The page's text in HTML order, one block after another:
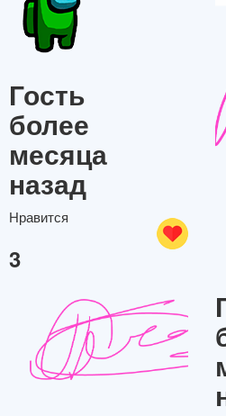
Гость
более
месяца
назад
Нравится
3